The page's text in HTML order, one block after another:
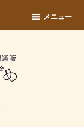
メニュー